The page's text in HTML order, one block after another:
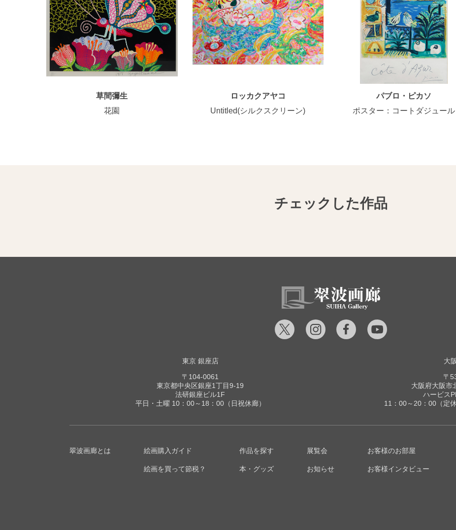
草間彌生
花園
ロッカクアヤコ
Untitled(シルクスクリーン)
パブロ・ピカソ
ポスター：コートダジュール
チェックした作品
東京 銀座店
〒104-0061
東京都中央区銀座1丁目9-19
法研銀座ビル1F
平日・土曜 10：00～18：00（日祝休廊）
大
〒
大阪府大阪市
ハービス
11：00～20：00（定
翠波画廊とは 絵画購入ガイド
絵画を買って節税？
作品を探す
本・グッズ
展覧会
お知らせ
お客様のお部屋
お客様インタビュー